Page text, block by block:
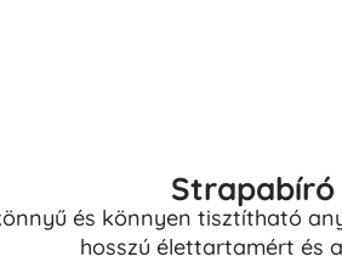
Strapabíró
és könnyen tisztítható
hosszú élettartamért és